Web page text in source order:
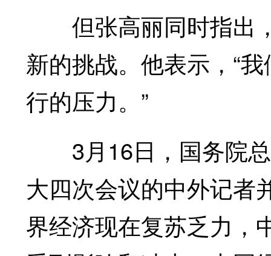
但张高丽同时指出
新的挑战。他表示，“
行的压力。”
3月16日，国务院总
大四次会议的中外记者
界经济现在复苏乏力，